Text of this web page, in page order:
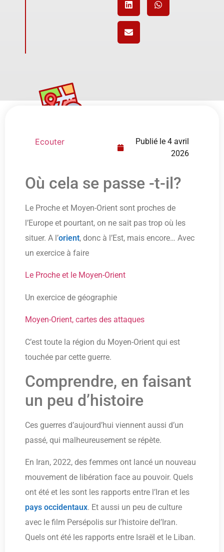
Ecouter Publié le 4 avril
2026
Où cela se passe -t-il?
Le Proche et Moyen-Orient sont proches de
l’Europe et pourtant, on ne sait pas trop où les
situer. A l’orient, donc à l’Est, mais encore… Avec
un exercice à faire
Le Proche et le Moyen-Orient
Un exercice de géographie
Moyen-Orient, cartes des attaques
C’est toute la région du Moyen-Orient qui est
touchée par cette guerre.
Comprendre, en faisant
un peu d’histoire
Ces guerres d’aujourd’hui viennent aussi d’un
passé, qui malheureusement se répète.
En Iran, 2022, des femmes ont lancé un nouveau
mouvement de libération face au pouvoir. Quels
ont été et les sont les rapports entre l’Iran et les
pays occidentaux. Et aussi un peu de culture
avec le film Persépolis sur l’histoire del’Iran.
Quels ont été les rapports entre Israël et le Liban.